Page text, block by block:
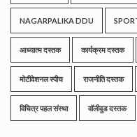
NAGARPALIKA DDU
आध्यात्म दस्तक कार्यक्रम दस्तक
मोटीवेशनल स्पीच राजनीति दस्तक
विचित्र पहल संस्था वॉलीवुड दस्तक